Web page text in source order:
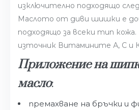
изключително подходящо
Маслото от диви шишки е
подходящо за всеки тип
източник Витамините А, C и
Приложение на
масло:
премахване на бръчки и